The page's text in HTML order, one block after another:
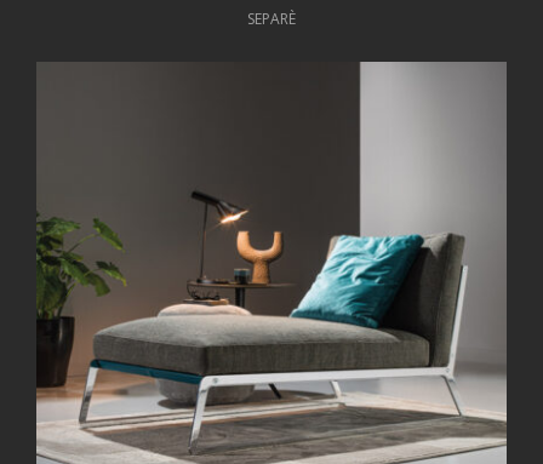
SEPARÈ